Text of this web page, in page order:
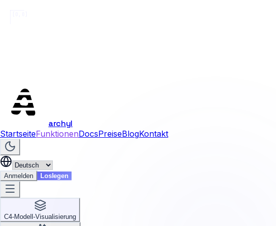
archyl
StartseiteFunktionenDocsPreiseBlogKontakt
Anmelden Loslegen
C4-Modell-Visualisierung